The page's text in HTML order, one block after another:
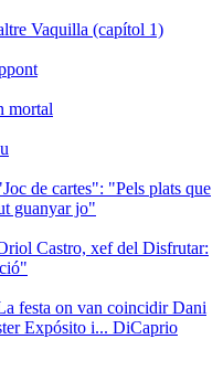
Vaquilla (capítol 1)
mortal
de cartes": "Pels plats que
guanyar jo"
Castro, xef del Disfrutar:
festa on van coincidir Dani
Expósito i... DiCaprio